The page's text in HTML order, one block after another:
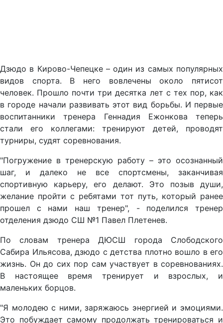
Дзюдо в Кирово-Чепецке – один из самых популярных
видов спорта. В него вовлечены около пятисот
человек. Прошло почти три десятка лет с тех пор, как
в городе начали развивать этот вид борьбы. И первые
воспитанники тренера Геннадия Ежонкова теперь
стали его коллегами: тренируют детей, проводят
турниры, судят соревнования.
"Погружение в тренерскую работу – это осознанный
шаг, и далеко не все спортсмены, заканчивая
спортивную карьеру, его делают. Это позыв души,
желание пройти с ребятами тот путь, который ранее
прошел с нами наш тренер", - поделился тренер
отделения дзюдо СШ №1 Павел Плетенев.
По словам тренера ДЮСШ города Слободского
Сабира Ильясова, дзюдо с детства плотно вошло в его
жизнь. Он до сих пор сам участвует в соревнованиях.
В настоящее время тренирует и взрослых, и
маленьких борцов.
"Я молодею с ними, заряжаюсь энергией и эмоциями.
Это побуждает самому продолжать тренироваться и